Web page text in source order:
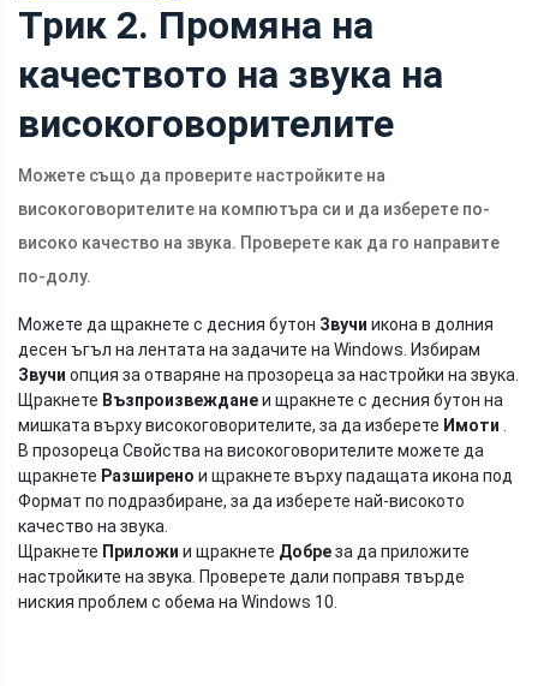
Трик 2. Промяна на
качеството на звука на
високоговорителите
Можете също да проверите настройките на
високоговорителите на компютъра си и да изберете по-
високо качество на звука. Проверете как да го направите
по-долу.
Можете да щракнете с десния бутон Звучи икона в долния
десен ъгъл на лентата на задачите на Windows. Избирам
Звучи опция за отваряне на прозореца за настройки на звука.
Щракнете Възпроизвежданеи щракнете с десния бутон на
мишката върху високоговорителите, за да изберете Имоти
В прозореца Свойства на високоговорителите можете да
щракнете Разширено и щракнете върху падащата икона под
Формат по подразбиране, за да изберете най-високото
качество на звука.
Щракнете Приложи и щракнете Добреза да приложите
настройките на звука. Проверете дали поправя твърде
ниския проблем с обема на Windows 10.